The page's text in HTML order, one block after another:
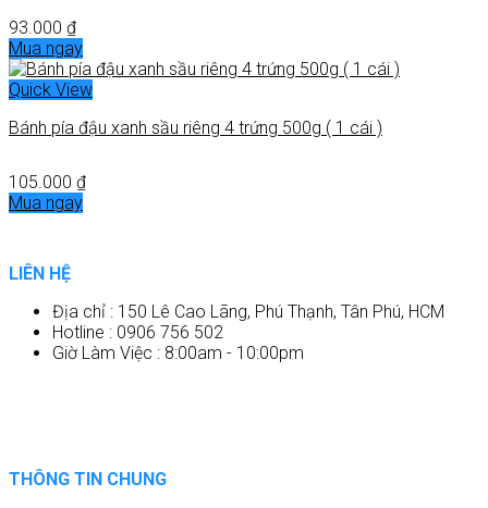
93.000 ₫
Mua ngay
Quick View
Bánh pía đậu xanh sầu riêng 4 trứng 500g ( 1 cái )
105.000 ₫
Mua ngay
LIÊN HỆ
Địa chỉ : 150 Lê Cao Lãng, Phú Thạnh, Tân Phú, HCM
Hotline : 0906 756 502
Giờ Làm Việc : 8:00am - 10:00pm
THÔNG TIN CHUNG